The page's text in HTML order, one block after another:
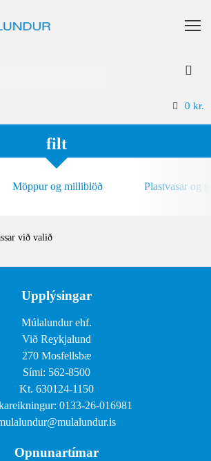
0 kr.
filt
Möppur og milliblöð Plastvasar og
við valið
Upplýsingar
Múlalundur ehf.
Við Reykjalund
270 Mosfellsbæ
Sími: 562-8500
Kt. 630124-1150
0133-26-016981
Opnunartímar